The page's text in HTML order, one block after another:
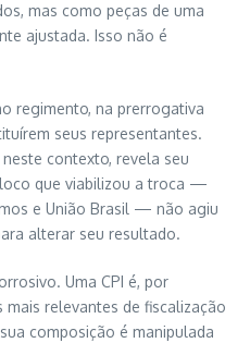
mas como peças de uma
ajustada. Isso não é
regimento, na prerrogativa
seus representantes.
contexto, revela seu
que viabilizou a troca —
e União Brasil — não agiu
alterar seu resultado.
Uma CPI é, por
relevantes de fiscalização
composição é manipulada